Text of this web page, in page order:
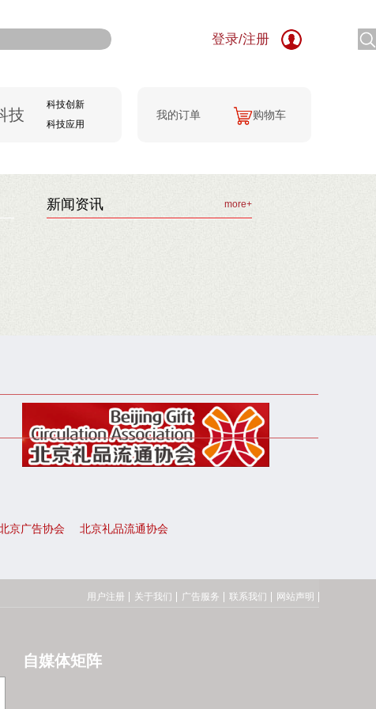
登录/注册
技
科技创新
科技应用
我的订单 购物车
新闻资讯 more+
京广告协会 北京礼品流通协会
用户注册 关于我们 广告服务 联系我们 网站声明
自媒体矩阵